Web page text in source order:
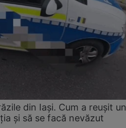
din Iași. Cum a reușit un
și să se facă nevăzut